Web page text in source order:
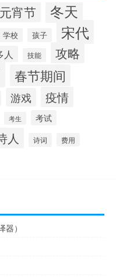
元宵节 冬天
学校 孩子 宋代
人 技能 攻略
春节期间
游戏 疫情
考生 考试
人 诗词 费用
）